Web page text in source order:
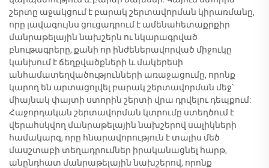
շերտը աջակցում է բարակ շերտավորման կիրառմանը,
որը լավագույնս ցուցադրում է ամենահետաքրքիր
մանրաթելային նախշերն ու նկարագրված
բնութագրերը, քանի որ ինժեներավորված միջուկը
կանխում է ճեղքվածքների և մակերեսի
անհամատեղվածությունների առաջացումը, որոնք
կարող են արտացոլվել բարակ շերտավորման մեջ՝
միայնակ փայտի ստորին շերտի վրա դրվելու դեպքում:
Հաջորդական շերտավորման կտրումը ստեղծում է
վերահսկվող մանրաթելային նախշերով սալիկների
համակարգ, որը հնարավորություն է տալիս մեծ
մասշտաբի տեղադրումներ իրականացնել հարթ,
անընդհատ մանրաթելային նախշերով, որոնք